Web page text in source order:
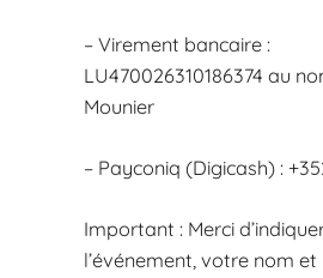
– Virement bancaire :
LU470026310186374 au
Mounier
– Payconiq (Digicash) :
Important : Merci
l’événement, votre nom